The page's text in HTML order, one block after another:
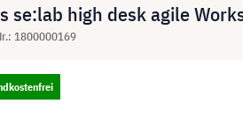
se:lab high desk agile
1800000169